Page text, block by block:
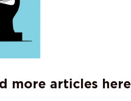
more articles here